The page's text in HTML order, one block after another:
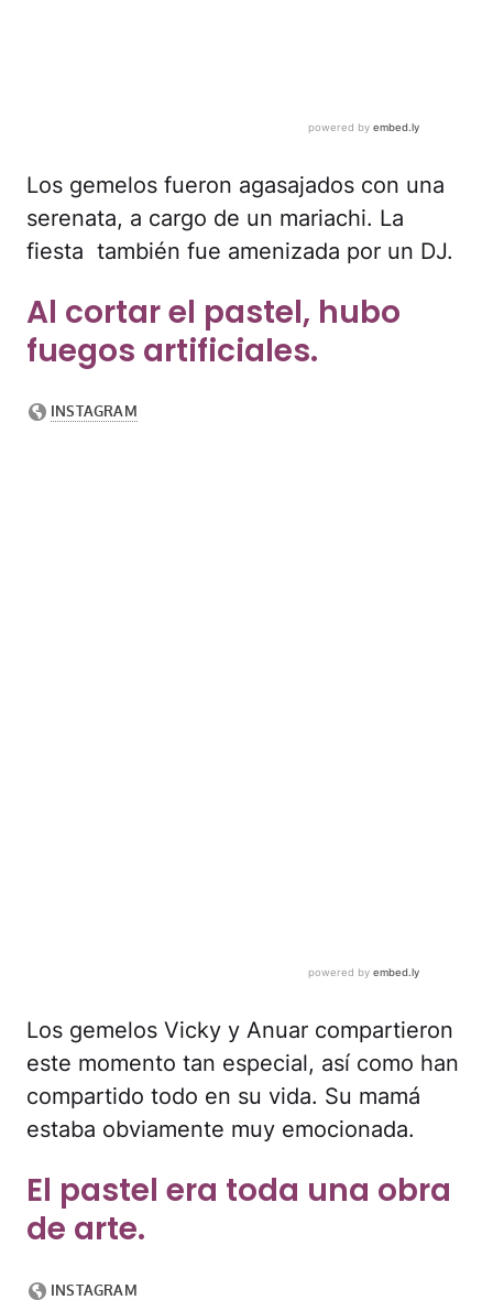
Los gemelos fueron agasajados con una
serenata, a cargo de un mariachi. La
fiesta también fue amenizada por un DJ.
Al cortar el pastel, hubo
fuegos artificiales.
Los gemelos Vicky y Anuar compartieron
este momento tan especial, así como han
compartido todo en su vida. Su mamá
estaba obviamente muy emocionada.
El pastel era toda una obra
de arte.